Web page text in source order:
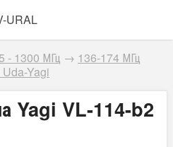
URAL
- 1300 МГц → 136-174 МГц
Uda-Yagi
Yagi VL-114-b2